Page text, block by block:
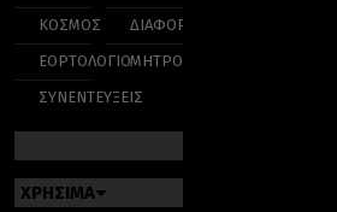
ΚΟΣΜΟΣ
ΕΟΡΤΟΛΟΓΙΟ
ΣΥΝΕΝΤΕΥΞΕΙΣ
ΔΙΑΦΟΡΑ
ΜΗΤΡΟΠΟΛΕΙΣ
ΧΡΗΣΙΜΑ